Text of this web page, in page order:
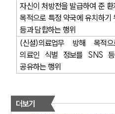
자신이 처방전을 발급하여 준
목적으로 특정 약국에 유치하기
등과 담합하는 행위
(신설)의료업무 방해 목적
의료인 식벌 정보를 SNS 등
공유하는 행위
더보기